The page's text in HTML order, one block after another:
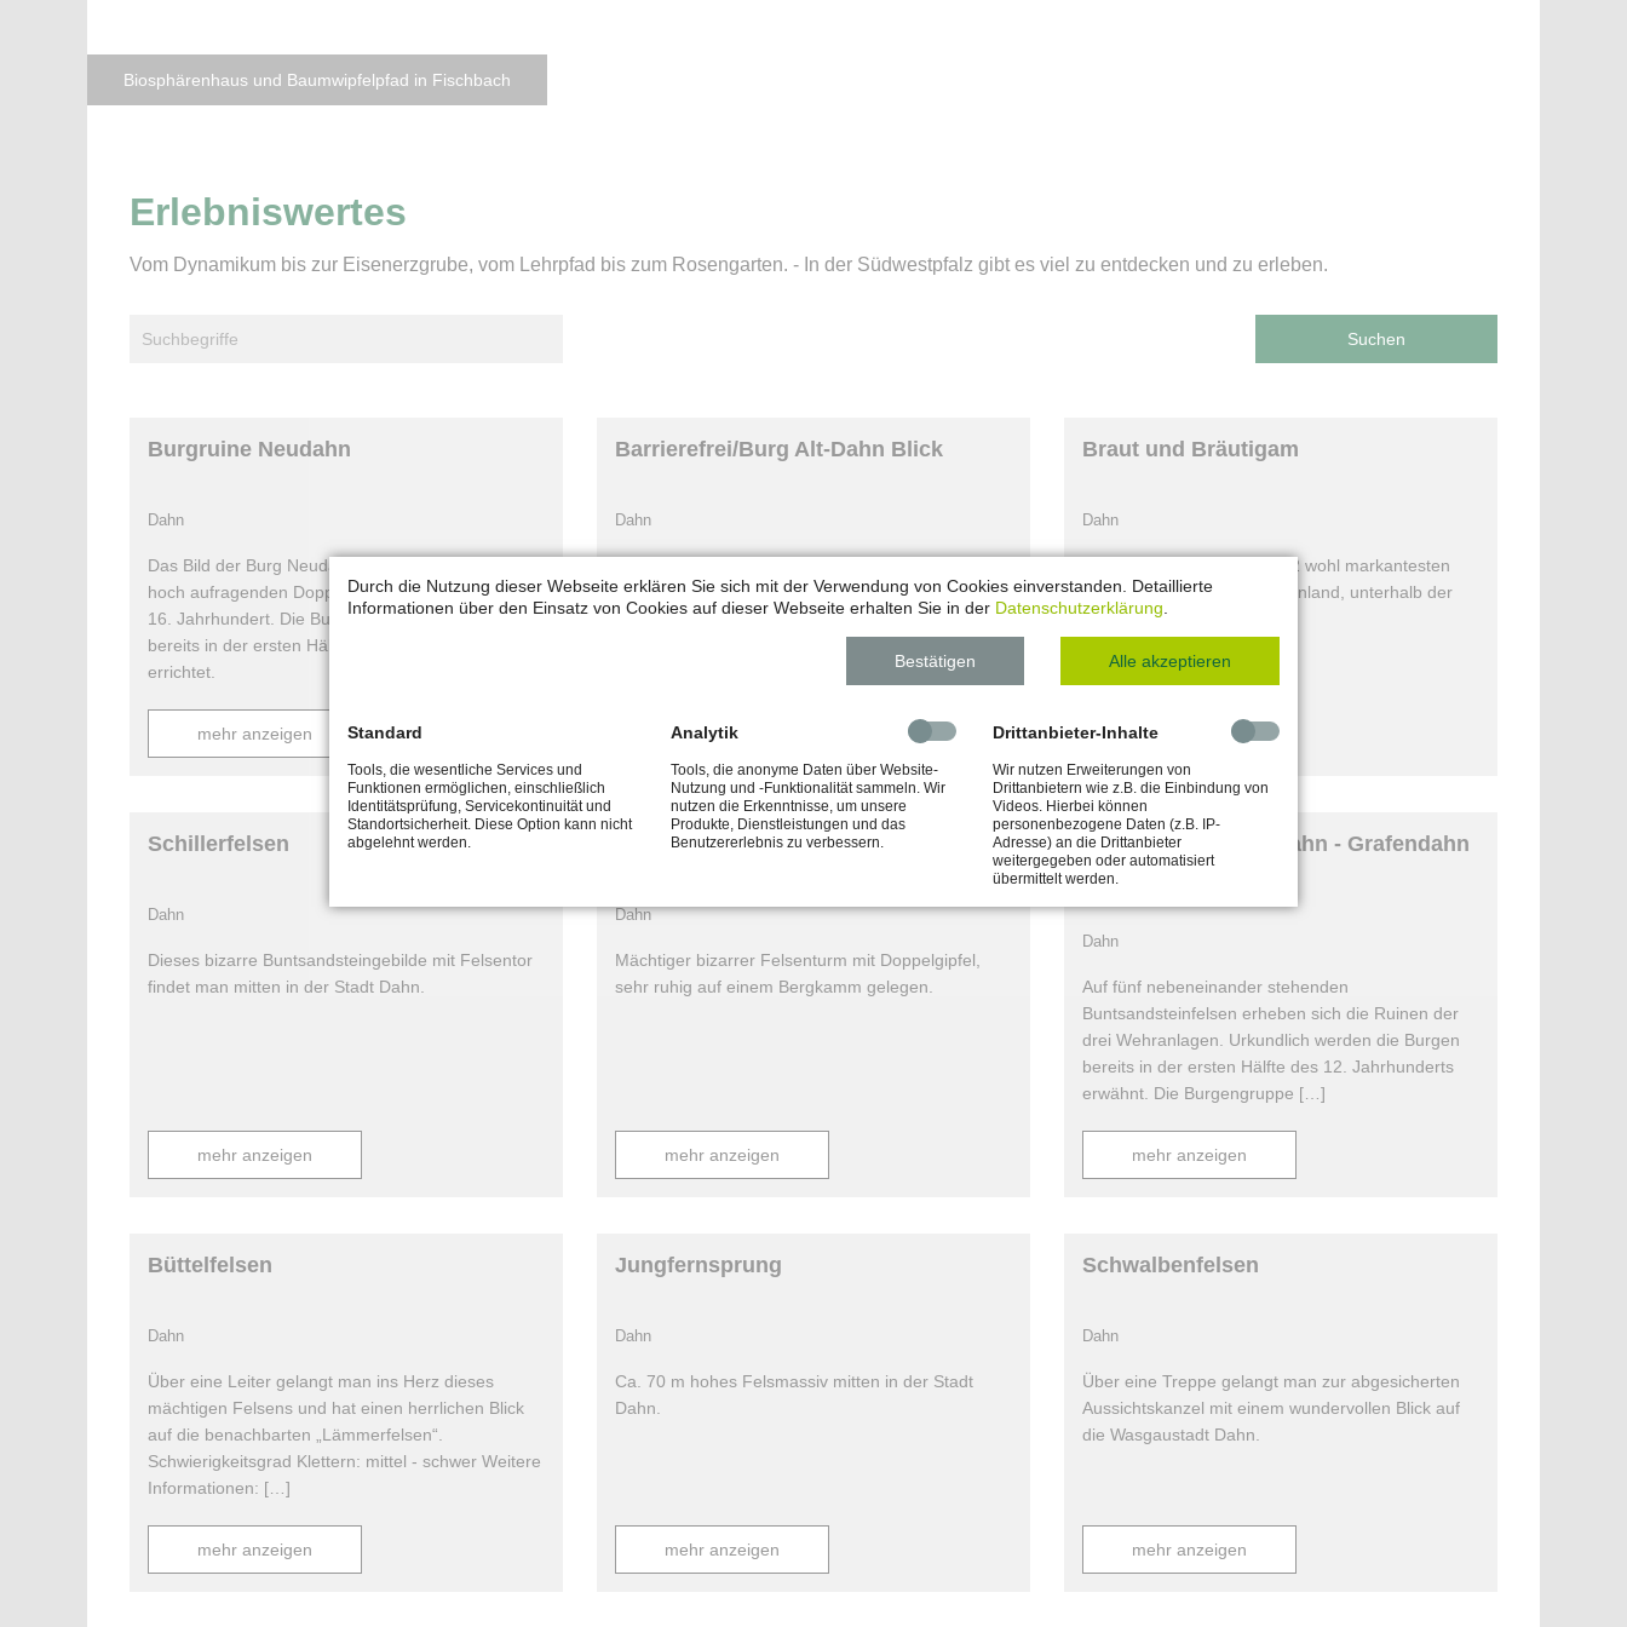
Biosphärenhaus und Baumwipfelpfad in Fischbach
Erlebniswertes
Vom Dynamikum bis zur Eisenerzgrube, vom Lehrpfad bis zum Rosengarten. - In der Südwestpfalz gibt es viel zu entdecken und zu erleben.
Suchen
Burgruine Neudahn
Dahn
Das Bild der Burg Neudahn wird geprägt von dem
hoch aufragenden Doppelgeschützturm aus dem
16. Jahrhundert. Die Burganlage selbst wurde
bereits in der ersten Hälfte des 13. Jahrhunderts
errichtet.
mehr anzeigen
Barrierefrei/Burg Alt-Dahn Blick
Dahn
Blick" befindet sich unterhalb der Burg Alt-Dahn in
Dahn. Herrlicher Panoramablick auf das
mehr anzeigen
Braut und Bräutigam
Dahn
„Braut und Bräutigam“, die 2 wohl markantesten
Felssäulen im Dahner Felsenland, unterhalb der
Jugendherberge.
mehr anzeigen
Schillerfelsen
Dahn
Dieses bizarre Buntsandsteingebilde mit Felsentor
findet man mitten in der Stadt Dahn.
mehr anzeigen
Römerfelsen
Dahn
Mächtiger bizarrer Felsenturm mit Doppelgipfel,
sehr ruhig auf einem Bergkamm gelegen.
mehr anzeigen
Burgenmassiv Alt-Dahn - Grafendahn
- Tanstein
Dahn
Auf fünf nebeneinander stehenden
Buntsandsteinfelsen erheben sich die Ruinen der
drei Wehranlagen. Urkundlich werden die Burgen
bereits in der ersten Hälfte des 12. Jahrhunderts
erwähnt. Die Burgengruppe […]
mehr anzeigen
Büttelfelsen
Dahn
Über eine Leiter gelangt man ins Herz dieses
mächtigen Felsens und hat einen herrlichen Blick
auf die benachbarten „Lämmerfelsen“.
Schwierigkeitsgrad Klettern: mittel - schwer Weitere
Informationen: […]
mehr anzeigen
Jungfernsprung
Dahn
Ca. 70 m hohes Felsmassiv mitten in der Stadt
Dahn.
mehr anzeigen
Schwalbenfelsen
Dahn
Über eine Treppe gelangt man zur abgesicherten
Aussichtskanzel mit einem wundervollen Blick auf
die Wasgaustadt Dahn.
mehr anzeigen
Durch die Nutzung dieser Webseite erklären Sie sich mit der Verwendung von Cookies einverstanden. Detaillierte
Informationen über den Einsatz von Cookies auf dieser Webseite erhalten Sie in der Datenschutzerklärung
Bestätigen Alle akzeptieren
Standard
Tools, die wesentliche Services und
Funktionen ermöglichen, einschließlich
Identitätsprüfung, Servicekontinuität und
Standortsicherheit. Diese Option kann nicht
abgelehnt werden.
Analytik
Tools, die anonyme Daten über Website-
Nutzung und -Funktionalität sammeln. Wir
nutzen die Erkenntnisse, um unsere
Produkte, Dienstleistungen und das
Benutzererlebnis zu verbessern.
Drittanbieter-Inhalte
Wir nutzen Erweiterungen von
Drittanbietern wie z.B. die Einbindung von
Videos. Hierbei können
personenbezogene Daten (z.B. IP-
Adresse) an die Drittanbieter
weitergegeben oder automatisiert
übermittelt werden.